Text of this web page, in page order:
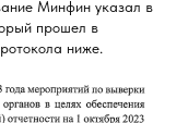
Минфин указал в
прошел в
ниже.